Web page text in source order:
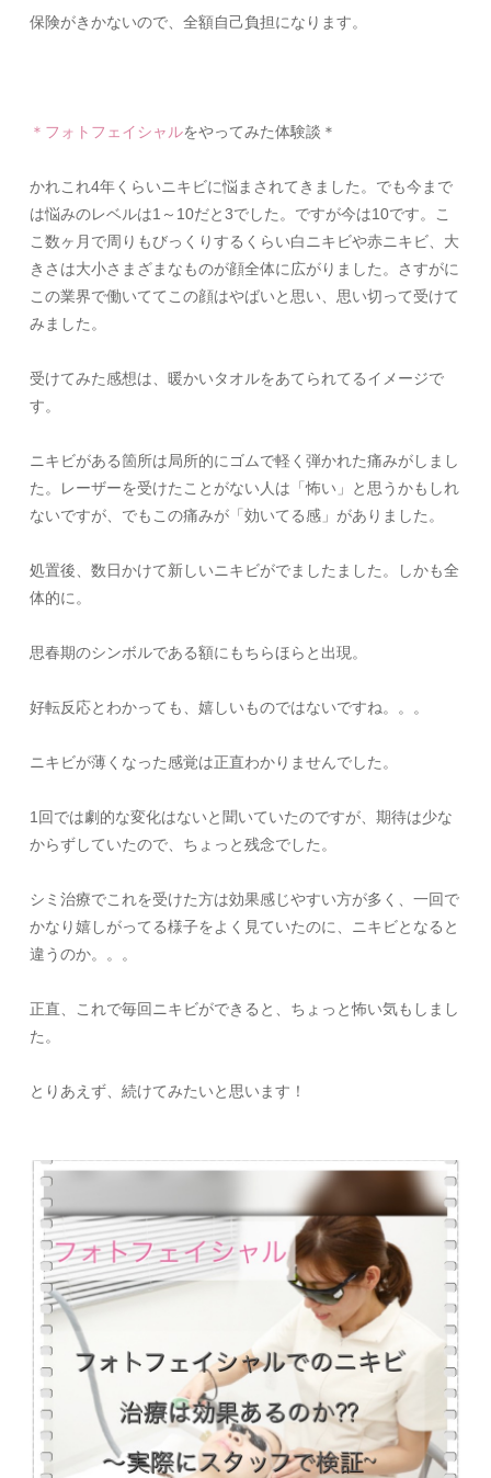
保険がきかないので、全額自己負担になります。
＊フォトフェイシャルをやってみた体験談＊
かれこれ4年くらいニキビに悩まされてきました。 でも今まで
は悩みのレベルは1 ～ 10だと3でした。ですが今は10です。
こ
こ数ヶ月で周りもびっくりするくらい白ニキビや赤ニキビ、 大
きさは大小さまざまなものが顔全体に広がりました。
さすがに
この業界で働いててこの顔はやばいと思い、 思い切って受けて
みました。
受けてみた感想は、暖かいタオルをあてられてるイメージで
す。
ニキビがある箇所は局所的にゴムで軽く弾かれた痛みがしまし
た。
レーザーを受けたことがない人は「怖い」
と思うかもしれ
ないですが、でもこの痛みが「効いてる感」 がありました。
処置後、数日かけて新しいニキビがでましたました。
しかも全
体的に。
思春期のシンボルである額にもちらほらと出現。
好転反応とわかっても、嬉しいものではないですね。。。
ニキビが薄くなった感覚は正直わかりませんでした。
1 回では劇的な変化はないと聞いていたのですが、 期待は少な
からずしていたので、ちょっと残念でした。
シミ治療でこれを受けた方は効果感じやすい方が多く、 一回で
かなり嬉しがってる様子をよく見ていたのに、
ニキビとなると
違うのか。。。
正直、これで毎回ニキビができると、ちょっと怖い気もしまし
た。
とりあえず、続けてみたいと思います！